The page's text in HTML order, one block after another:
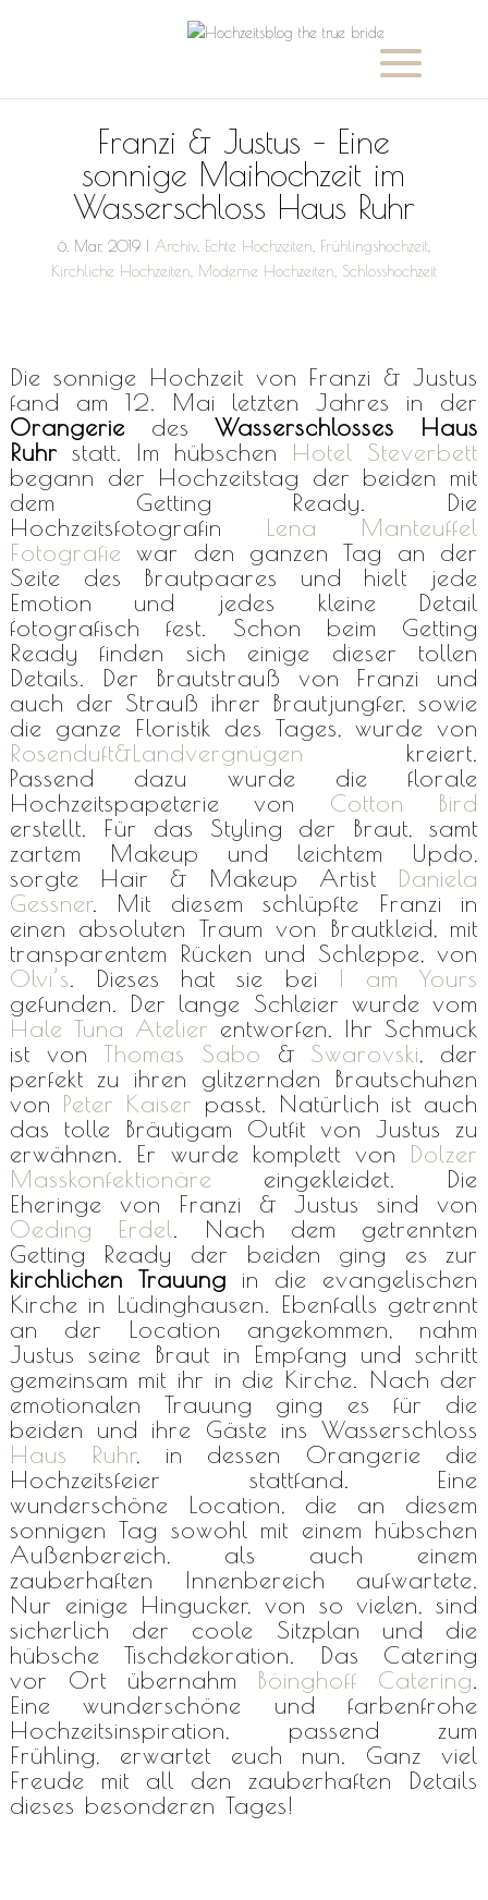
Franzi & Justus – Eine
sonnige Maihochzeit im
Wasserschloss Haus Ruhr
6, Mar, 2019| Archiv, Echte Hochzeiten Frühlingshochzeit,
Kirchliche Hochzeiten Moderne Hochzeiten Schlosshochzeit
Die sonnige Hochzeit von Franzi & Justus
fand am 12. Mai letzten Jahres in der
Orangerie desWasserschlosses Haus
Ruhr statt. Im hübschen Hotel Steverbett
begann der Hochzeitstag der beiden mit
dem Getting Ready. Die
Hochzeitsfotografin Lena Manteuffel
Fotografie war den ganzen Tag an der
Seite des Brautpaares und hielt jede
Emotion und jedes kleine Detail
fotografisch fest. Schon beim Getting
Ready finden sich einige dieser tollen
Details. Der Brautstrauß von Franzi und
auch der Strauß ihrer Brautjungfer, sowie
die ganze Floristik des Tages, wurde von
Rosenduft&Landvergnügen kreiert.
Passend dazu wurde die florale
Hochzeitspapeterie von Cotton Bird
erstellt. Für das Styling der Braut, samt
zartem Makeup und leichtem Updo,
sorgte Hair & Makeup Artist Daniela
Gessner. Mit diesem schlüpfte Franzi in
einen absoluten Traum von Brautkleid, mit
transparentem Rücken und Schleppe, von
Olvi’s. Dieses hat sie bei I am Yours
gefunden. Der lange Schleier wurde vom
Hale Tuna Atelier entworfen. Ihr Schmuck
ist vonThomas Sabo & Swarovski, der
perfekt zu ihren glitzernden Brautschuhen
von Peter Kaiser passt. Natürlich ist auch
das tolle Bräutigam Outfit von Justus zu
erwähnen. Er wurde komplett von Dolzer
Masskonfektionäre eingekleidet. Die
Eheringe von Franzi & Justus sind von
Oeding Erdel. Nach dem getrennten
Getting Ready der beiden ging es zur
kirchlichen Trauung in die evangelischen
Kirche in Lüdinghausen. Ebenfalls getrennt
an der Location angekommen, nahm
Justus seine Braut in Empfang und schritt
gemeinsam mit ihr in die Kirche. Nach der
emotionalen Trauung ging es für die
beiden und ihre Gäste ins Wasserschloss
Haus Ruhr, in dessen Orangerie die
Hochzeitsfeier stattfand. Eine
wunderschöne Location, die an diesem
sonnigen Tag sowohl mit einem hübschen
Außenbereich, als auch einem
zauberhaften Innenbereich aufwartete.
Nur einige Hingucker, von so vielen, sind
sicherlich der coole Sitzplan und die
hübsche Tischdekoration. Das Catering
vor Ort übernahm Böinghoff Catering.
Eine wunderschöne und farbenfrohe
Hochzeitsinspiration, passend zum
Frühling, erwartet euch nun. Ganz viel
Freude mit all den zauberhaften Details
dieses besonderen Tages!